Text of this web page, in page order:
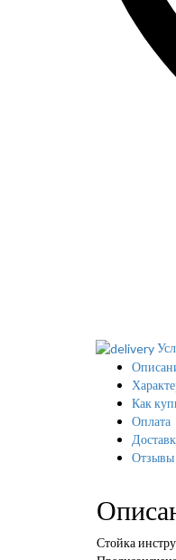
Как
Оплата
Отзывы
Стойка